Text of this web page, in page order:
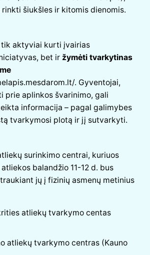
šiukšles ir kitomis dienomis.
tik aktyviai kurti įvairias
bet ir žymėti tvarkytinas
. Gyventojai,
prie aplinkos švarinimo, gali
informacija – pagal galimybes
tvarkymosi plotą ir jį sutvarkyti.
surinkimo centrai, kuriuos
balandžio 11-12 d. bus
jų į fizinių asmenų metinius
atliekų tvarkymo centas
atliekų tvarkymo centras (Kauno